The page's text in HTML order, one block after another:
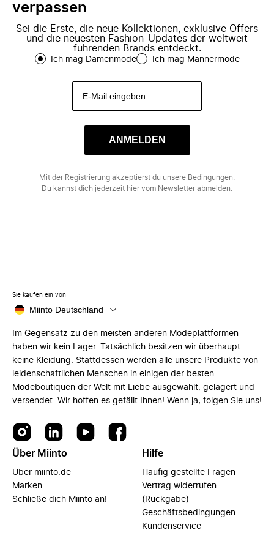
verpassen
Sei die Erste, die neue Kollektionen, exklusive Offers
und die neuesten Fashion-Updates der weltweit
führenden Brands entdeckt.
Ich mag Damenmode Ich mag Männermode
ANMELDEN
Mit der Registrierung akzeptierst du unsere Bedingungen
Du kannst dich jederzeit hiervom Newsletter abmelden.
Sie kaufen ein von
Miinto Deutschland
Im Gegensatz zu den meisten anderen Modeplattformen
haben wir kein Lager. Tatsächlich besitzen wir überhaupt
keine Kleidung. Stattdessen werden alle unsere Produkte von
leidenschaftlichen Menschen in einigen der besten
Modeboutiquen der Welt mit Liebe ausgewählt, gelagert und
versendet. Wir hoffen es gefällt Ihnen! Wenn ja, folgen Sie uns!
Über Miinto
Über miinto.de
Marken
Schließe dich Miinto an!
Hilfe
Häufig gestellte Fragen
Vertrag widerrufen
(Rückgabe)
Geschäftsbedingungen
Kundenservice